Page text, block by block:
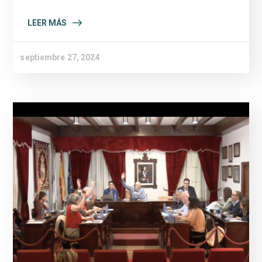
LEER MÁS
septiembre 27, 2024